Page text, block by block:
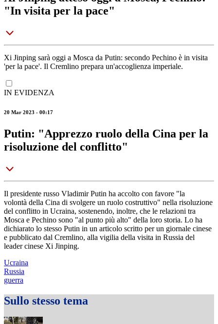
"In visita per la pace"
Xi Jinping sarà oggi a Mosca da Putin: secondo Pechino è in visita
'per la pace'. Il Cremlino prepara un'accoglienza imperiale.
IN EVIDENZA
20 Mar 2023 - 00:17
Putin: "Apprezzo ruolo della Cina per la
risoluzione del conflitto"
Il presidente russo Vladimir Putin ha accolto con favore "la
volontà della Cina di svolgere un ruolo costruttivo" nella risoluzione
del conflitto in Ucraina, sostenendo, inoltre, che le relazioni tra
Mosca e Pechino sono "al punto più alto" della loro storia. Lo ha
dichiarato lo stesso Putin in un articolo scritto per un giornale cinese
e pubblicato dal Cremlino, alla vigilia della visita in Russia del
leader cinese Xi Jinping.
Ucraina
Russia
guerra
Sullo stesso tema